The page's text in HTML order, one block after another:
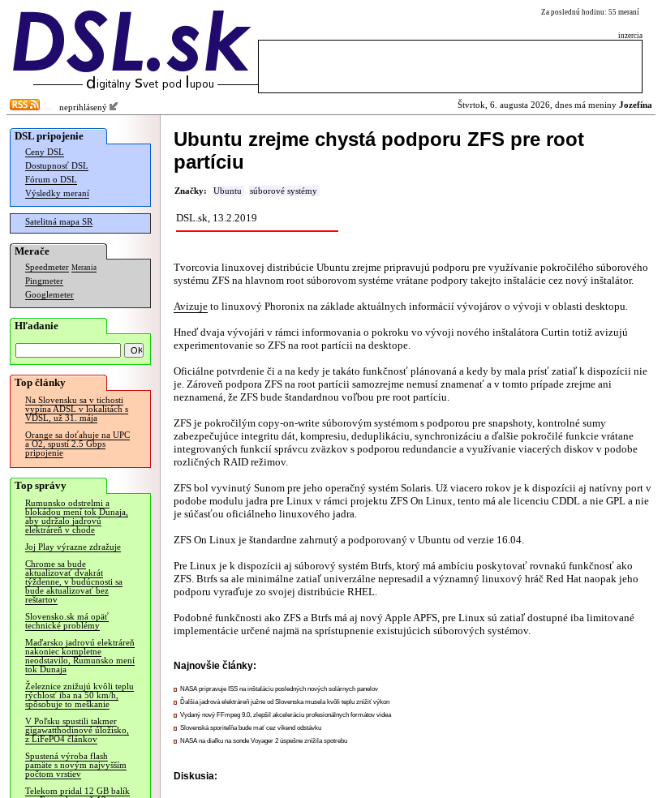
Za poslednú hodinu: 55 meraní
inzercia
neprihlásený Štvrtok, 6. augusta 2026, dnes má meniny Jozefína
DSL pripojenie
Ceny DSL
Dostupnosť DSL
Fórum o DSL
Výsledky meraní
Satelitná mapa SR
Merače
Speedmeter Merania
Pingmeter
Googlemeter
Hľadanie
Top články
Na Slovensku sa v tichosti
vypína ADSL v lokalitách s
VDSL, už 31. mája
Orange sa doťahuje na UPC
a O2, spustí 2.5 Gbps
pripojenie
Top správy
Rumunsko odstrelmi a
blokádou mení tok Dunaja,
aby udržalo jadrovú
elektráreň v chode
Joj Play výrazne zdražuje
Chrome sa bude
aktualizovať dvakrát
týždenne, v budúcnosti sa
bude aktualizovať bez
reštartov
Slovensko.sk má opäť
technické problémy
Maďarsko jadrovú elektráreň
nakoniec kompletne
neodstavilo, Rumunsko mení
tok Dunaja
Železnice znižujú kvôli teplu
rýchlosť iba na 50 km/h,
spôsobuje to meškanie
V Poľsku spustili takmer
gigawatthodinové úložisko,
z LiFePO4 článkov
Spustená výroba flash
pamäte s novým najvyšším
počtom vrstiev
Telekom pridal 12 GB balík
Ubuntu zrejme chystá podporu ZFS pre root
partíciu
Značky: Ubuntu súborové systémy
DSL.sk, 13.2.2019
Tvorcovia linuxovej distribúcie Ubuntu zrejme pripravujú podporu pre využívanie pokročilého súborového
systému ZFS na hlavnom root súborovom systéme vrátane podpory takejto inštalácie cez nový inštalátor.
Avizuje to linuxový Phoronix na základe aktuálnych informácií vývojárov o vývoji v oblasti desktopu.
Hneď dvaja vývojári v rámci informovania o pokroku vo vývoji nového inštalátora Curtin totiž avizujú
experimentovanie so ZFS na root partícii na desktope.
Oficiálne potvrdenie či a na kedy je takáto funkčnosť plánovaná a kedy by mala prísť zatiaľ k dispozícii nie
je. Zároveň podpora ZFS na root partícii samozrejme nemusí znamenať a v tomto prípade zrejme ani
neznamená, že ZFS bude štandardnou voľbou pre root partíciu.
ZFS je pokročilým copy-on-write súborovým systémom s podporou pre snapshoty, kontrolné sumy
zabezpečujúce integritu dát, kompresiu, deduplikáciu, synchronizáciu a ďalšie pokročilé funkcie vrátane
integrovaných funkcií správcu zväzkov s podporou redundancie a využívanie viacerých diskov v podobe
rozličných RAID režimov.
ZFS bol vyvinutý Sunom pre jeho operačný systém Solaris. Už viacero rokov je k dispozícii aj natívny port v
podobe modulu jadra pre Linux v rámci projektu ZFS On Linux, tento má ale licenciu CDDL a nie GPL a nie
je súčasťou oficiálneho linuxového jadra.
ZFS On Linux je štandardne zahrnutý a podporovaný v Ubuntu od verzie 16.04.
Pre Linux je k dispozícii aj súborový systém Btrfs, ktorý má ambíciu poskytovať rovnakú funkčnosť ako
ZFS. Btrfs sa ale minimálne zatiaľ univerzálne nepresadil a významný linuxový hráč Red Hat naopak jeho
podporu vyraďuje zo svojej distribúcie RHEL.
Podobné funkčnosti ako ZFS a Btrfs má aj nový Apple APFS, pre Linux sú zatiaľ dostupné iba limitované
implementácie určené najmä na sprístupnenie existujúcich súborových systémov.
Najnovšie články:
NASA pripravuje ISS na inštaláciu posledných nových solárnych panelov
Ďalšia jadrová elektráreň južne od Slovenska musela kvôli teplu znížiť výkon
Vydaný nový FFmpeg 9.0, zlepšil akceleráciu profesionálnych formátov videa
Slovenská sporiteľňa bude mať cez víkend odstávku
NASA na diaľku na sonde Voyager 2 úspešne znížila spotrebu
Diskusia: